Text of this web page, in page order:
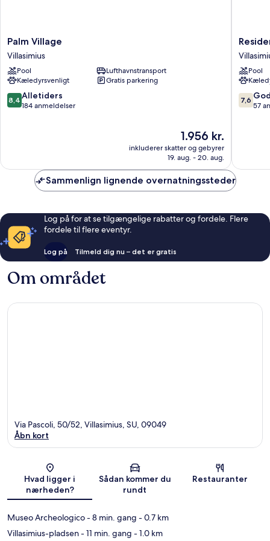
Palm
Village
Villasimius
Palm Village
Villasimius
Pool
Lufthavnstransport
Kæledyrsvenligt
Gratis parkering
8.4
ud
8,4 Alletiders
184 anmeldelser
Prisen
1.956 kr.
1.956 kr.
inkluderer skatter og gebyrer
19. aug. - 20. aug.
Pool
7.6
ud
7,6
57
Sammenlign lignende overnatningssteder
Log på for at se tilgængelige rabatter og fordele. Flere
fordele til flere eventyr.
Log på Tilmeld dig nu – det er gratis
Om området
Kort
Via Pascoli, 50/52, Villasimius, SU, 09049
Åbn kort
Hvad ligger i
nærheden?
Sådan kommer du
rundt
Restauranter
Museo Archeologico- 8 min. gang - 0.7 km
Villasimius-pladsen- 11 min. gang - 1.0 km